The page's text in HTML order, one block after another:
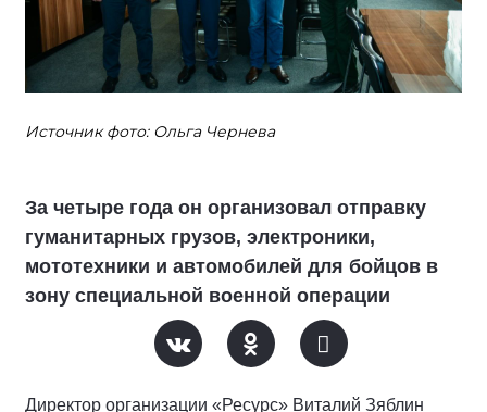
Источник фото: Ольга Чернева
За четыре года он организовал отправку
гуманитарных грузов, электроники,
мототехники и автомобилей для бойцов в
зону специальной военной операции
Директор организации «Ресурс» Виталий Зяблин